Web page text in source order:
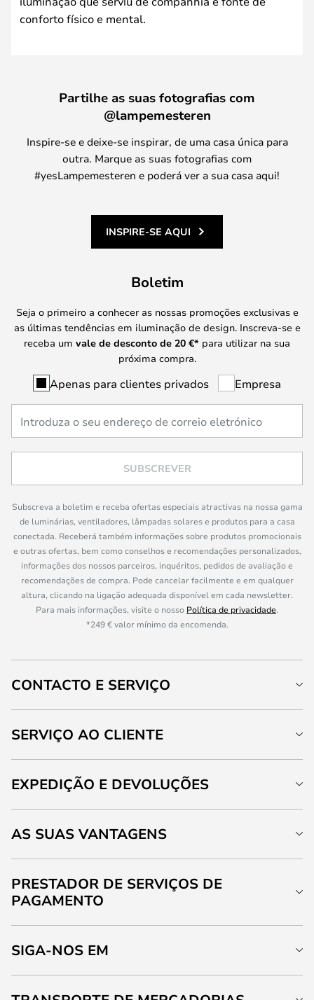
conforto físico e mental.
Partilhe as suas fotografias com
@lampemesteren
Inspire-se e deixe-se inspirar, de uma casa única para
outra. Marque as suas fotografias com
#yesLampemesteren e poderá ver a sua casa aqui!
INSPIRE-SE AQUI
Boletim
Seja o primeiro a conhecer as nossas promoções exclusivas e
as últimas tendências em iluminação de design. Inscreva-se e
receba um vale de desconto de 20 €* para utilizar na sua
próxima compra.
Apenas para clientes privados Empresa
SUBSCREVER
Subscreva a boletim e receba ofertas especiais atractivas na nossa gama
de luminárias, ventiladores, lâmpadas solares e produtos para a casa
conectada. Receberá também informações sobre produtos promocionais
e outras ofertas, bem como conselhos e recomendações personalizados,
informações dos nossos parceiros, inquéritos, pedidos de avaliação e
recomendações de compra. Pode cancelar facilmente e em qualquer
altura, clicando na ligação adequada disponível em cada newsletter.
Para mais informações, visite o nosso Política de privacidade.
*249 € valor mínimo da encomenda.
CONTACTO E SERVIÇO
SERVIÇO AO CLIENTE
EXPEDIÇÃO E DEVOLUÇÕES
AS SUAS VANTAGENS
PRESTADOR DE SERVIÇOS DE
PAGAMENTO
SIGA-NOS EM